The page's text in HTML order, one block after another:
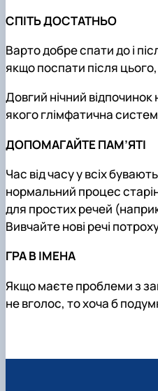
СПІТЬ ДОСТАТНЬО
Варто добре спати до і
якщо поспати після
Довгий нічний
якого глімфатична
ДОПОМАГАЙТЕ ПАМ’ЯТІ
Час від часу у всіх
нормальний процес
для простих речей
Вивчайте нові речі
ГРА В ІМЕНА
Якщо маєте проблеми з
не вголос, то хоча б